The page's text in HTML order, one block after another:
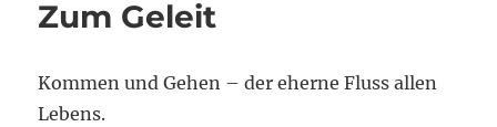
Zum Geleit
Kommen und Gehen – der eherne Fluss allen
Lebens.